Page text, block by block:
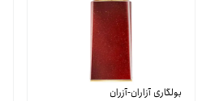
بولگاری آزاران-آزران